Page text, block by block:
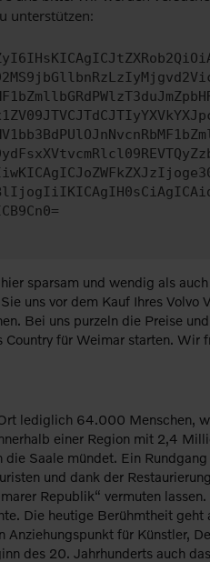
unterstützen:
sparsam und wendig als
uns vor dem Kauf Ihres Volvo
Bei uns purzeln die Preise
für Weimar starten. Wir
lediglich 64.000 Menschen,
einer Region mit 2,4
Saale mündet. Ein
und dank der
Republik“ vermuten
Die heutige Berühmtheit geht
für Künstler,
des 20. Jahrhunderts auch